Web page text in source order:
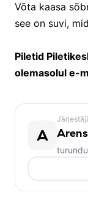
Võta kaasa
see on suvi,
Piletid
olemasolul e-
A